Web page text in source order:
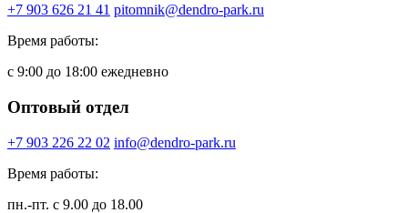
+7 903 626 21 41 pitomnik@dendro-park.ru
Время работы:
с 9:00 до 18:00 ежедневно
Оптовый отдел
+7 903 226 22 02 info@dendro-park.ru
Время работы:
пн.-пт. с 9.00 до 18.00